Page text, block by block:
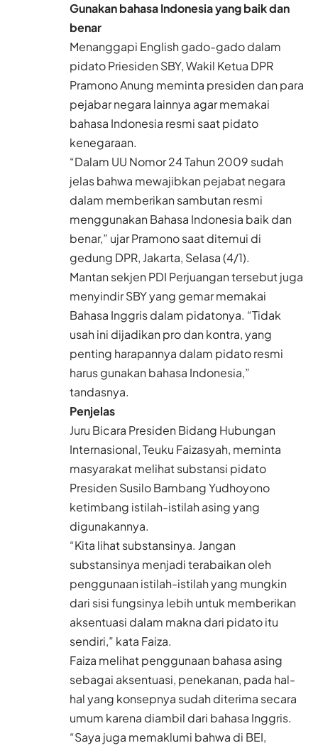
Gunakan bahasa Indonesia yang baik dan
benar
Menanggapi English gado-gado dalam
pidato Priesiden SBY, Wakil Ketua DPR
Pramono Anung meminta presiden dan para
pejabar negara lainnya agar memakai
bahasa Indonesia resmi saat pidato
kenegaraan.
“Dalam UU Nomor 24 Tahun 2009 sudah
jelas bahwa mewajibkan pejabat negara
dalam memberikan sambutan resmi
menggunakan Bahasa Indonesia baik dan
benar,” ujar Pramono saat ditemui di
gedung DPR, Jakarta, Selasa (4/1).
Mantan sekjen PDI Perjuangan tersebut juga
menyindir SBY yang gemar memakai
Bahasa Inggris dalam pidatonya. “Tidak
usah ini dijadikan pro dan kontra, yang
penting harapannya dalam pidato resmi
harus gunakan bahasa Indonesia,”
tandasnya.
Penjelas
Juru Bicara Presiden Bidang Hubungan
Internasional, Teuku Faizasyah, meminta
masyarakat melihat substansi pidato
Presiden Susilo Bambang Yudhoyono
ketimbang istilah-istilah asing yang
digunakannya.
“Kita lihat substansinya. Jangan
substansinya menjadi terabaikan oleh
penggunaan istilah-istilah yang mungkin
dari sisi fungsinya lebih untuk memberikan
aksentuasi dalam makna dari pidato itu
sendiri,” kata Faiza.
Faiza melihat penggunaan bahasa asing
sebagai aksentuasi, penekanan, pada hal-
hal yang konsepnya sudah diterima secara
umum karena diambil dari bahasa Inggris.
“Saya juga memaklumi bahwa di BEI,